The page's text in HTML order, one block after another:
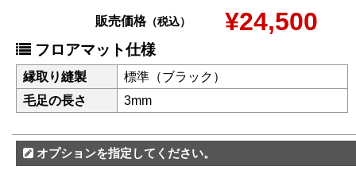
販売価格（税込） ¥24,500
フロアマット仕様
縁取り縫製
標準（ブラック）
毛足の長さ
3mm
オプションを指定してください。